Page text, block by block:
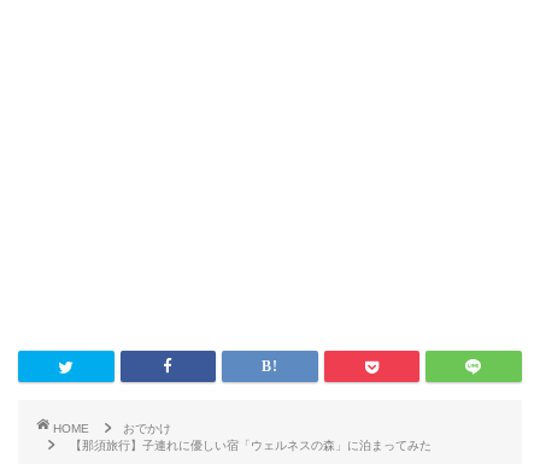
HOME
おでかけ
【那須旅行】子連れに優しい宿「ウェルネスの森」に泊まってみた